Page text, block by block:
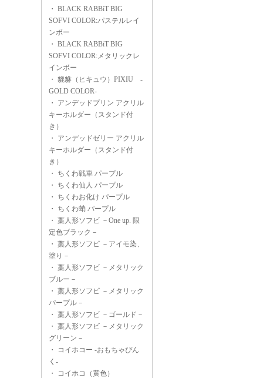
・ BLACK RABBiT BIG
SOFVI COLOR:パステルレイ
ンボー
・ BLACK RABBiT BIG
SOFVI COLOR:メタリックレ
インボー
・ 貔貅（ヒキュウ）PIXIU -
GOLD COLOR-
・ アンデッドプリン アクリル
キーホルダー（スタンド付
き）
・ アンデッドゼリー アクリル
キーホルダー（スタンド付
き）
・ ちくわ戦車 パープル
・ ちくわ仙人 パープル
・ ちくわお化け パープル
・ ちくわ蛸 パープル
・ 藁人形ソフビ －One up. 限
定色ブラック－
・ 藁人形ソフビ －アイモ染、
塗り－
・ 藁人形ソフビ －メタリック
ブルー－
・ 藁人形ソフビ －メタリック
パープル－
・ 藁人形ソフビ －ゴールド－
・ 藁人形ソフビ －メタリック
グリーン－
・
コイホコー -おもちゃぴん
く-
・
コイホコ（黄色）